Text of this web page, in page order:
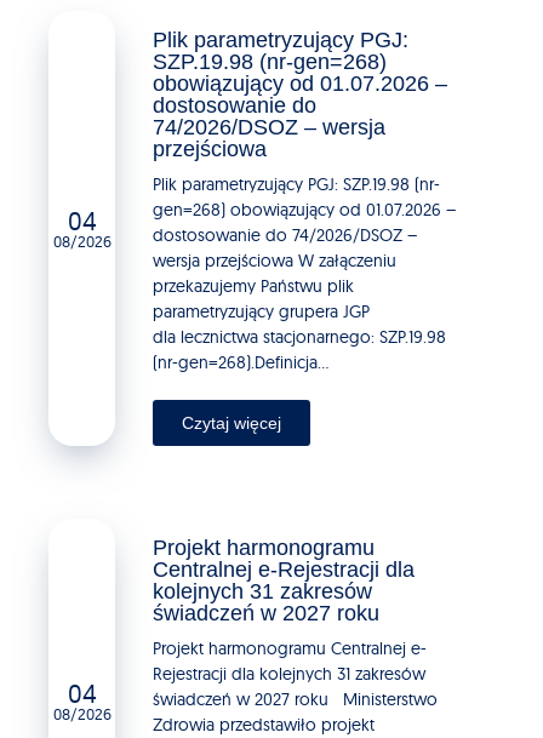
04
08/2026
Plik parametryzujący PGJ:
SZP.19.98 (nr-gen=268)
obowiązujący od 01.07.2026 –
dostosowanie do
74/2026/DSOZ – wersja
przejściowa
Plik parametryzujący PGJ: SZP.19.98 (nr-
gen=268) obowiązujący od 01.07.2026 –
dostosowanie do 74/2026/DSOZ –
wersja przejściowa W załączeniu
przekazujemy Państwu plik
parametryzujący grupera JGP
dla lecznictwa stacjonarnego: SZP.19.98
(nr-gen=268).Definicja...
Czytaj więcej
04
08/2026
Projekt harmonogramu
Centralnej e-Rejestracji dla
kolejnych 31 zakresów
świadczeń w 2027 roku
Projekt harmonogramu Centralnej e-
Rejestracji dla kolejnych 31 zakresów
świadczeń w 2027 roku Ministerstwo
Zdrowia przedstawiło projekt